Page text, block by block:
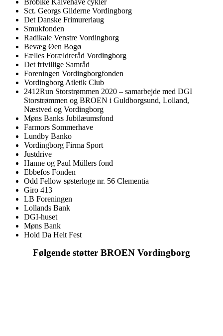
Brobike Kalvehave cykler
Sct. Georgs Gilderne Vordingborg
Det Danske Frimurerlaug
Smukfonden
Radikale Venstre Vordingborg
Bevæg Øen Bogø
Fælles Forældreråd Vordingborg
Det frivillige Samråd
Foreningen Vordingborgfonden
Vordingborg Atletik Club
2412Run Storstrømmen 2020 – samarbejde med DGI
Storstrømmen og BROEN i Guldborgsund, Lolland,
Næstved og Vordingborg
Møns Banks Jubilæumsfond
Farmors Sommerhave
Lundby Banko
Vordingborg Firma Sport
Justdrive
Hanne og Paul Müllers fond
Ebbefos Fonden
Odd Fellow søsterloge nr. 56 Clementia
Giro 413
LB Foreningen
Lollands Bank
DGI-huset
Møns Bank
Hold Da Helt Fest
Følgende støtter BROEN Vordingborg